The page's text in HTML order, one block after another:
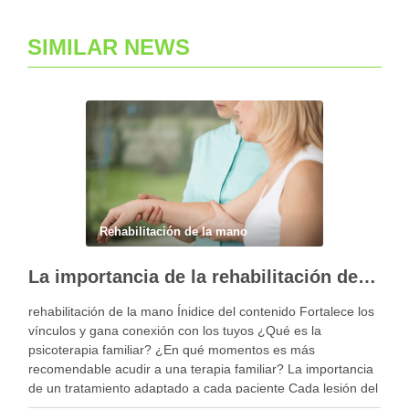
SIMILAR NEWS
Rehabilitación de la mano
La importancia de la rehabilitación de la mano personalizada
rehabilitación de la mano Ínidice del contenido Fortalece los
vínculos y gana conexión con los tuyos ¿Qué es la
psicoterapia familiar? ¿En qué momentos es más
recomendable acudir a una terapia familiar? La importancia
de un tratamiento adaptado a cada paciente Cada lesión del
miembro superior es diferente y, por …